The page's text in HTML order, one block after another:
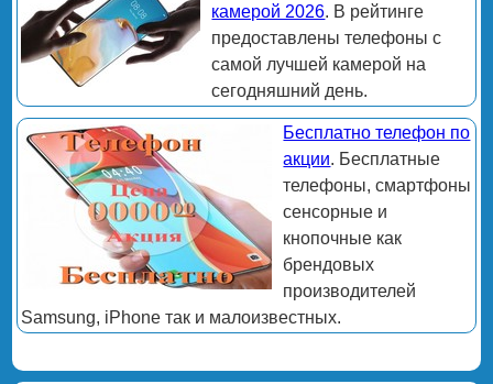
камерой 2026. В рейтинге
предоставлены телефоны с
самой лучшей камерой на
сегодняшний день.
Бесплатно телефон по
акции. Бесплатные
телефоны, смартфоны
сенсорные и
кнопочные как
брендовых
производителей
Samsung, iPhone так и малоизвестных.